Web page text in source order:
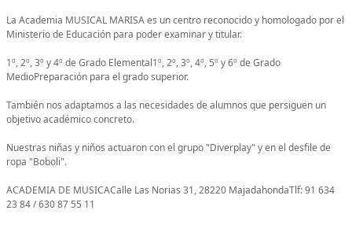
La Academia MUSICAL MARISA es un centro reconocido y homologado por el
Ministerio de Educación para poder examinar y titular.
1º, 2º, 3º y 4º de Grado Elemental1º, 2º, 3º, 4º, 5º y 6º de Grado
MedioPreparación para el grado superior.
También nos adaptamos a las necesidades de alumnos que persiguen un
objetivo académico concreto.
Nuestras niñas y niños actuaron con el grupo "Diverplay" y en el desfile de
ropa "Boboli".
ACADEMIA DE MUSICACalle Las Norias 31, 28220 MajadahondaTlf: 91 634
23 84 / 630 87 55 11